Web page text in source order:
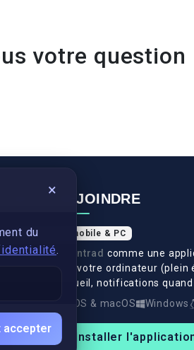
votre question
×
du
.
accepter
NOUS REJOINDRE
Application mobile & PC
InstallezSwantrad comme une
téléphone et votre ordinateur (plein
l’écran d’accueil, notifications
iOS & macOS Windows
Installer